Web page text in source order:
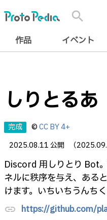
search
作品 イベント
しりとるあ
完成 ©CC BY 4+
2025.08.11 公開
（
Discord 用しりとり Bot
ネルに秩序を与え、ある
けます。いちいちうんちく
link https://github.com/